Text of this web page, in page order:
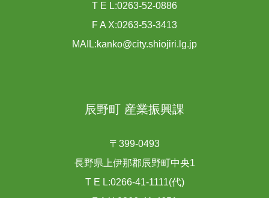
T E L:0263-52-0886
F A X:0263-53-3413
MAIL:kanko@city.shiojiri.lg.jp
辰野町 産業振興課
〒399-0493
長野県上伊那郡辰野町中央1
T E L:0266-41-1111(代)